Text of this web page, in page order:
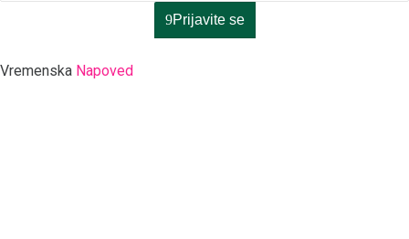
Prijavite se
Vremenska Napoved